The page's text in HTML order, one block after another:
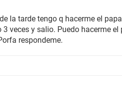
la tarde tengo q hacerme el
veces y salio. Puedo hacerme
respondeme.